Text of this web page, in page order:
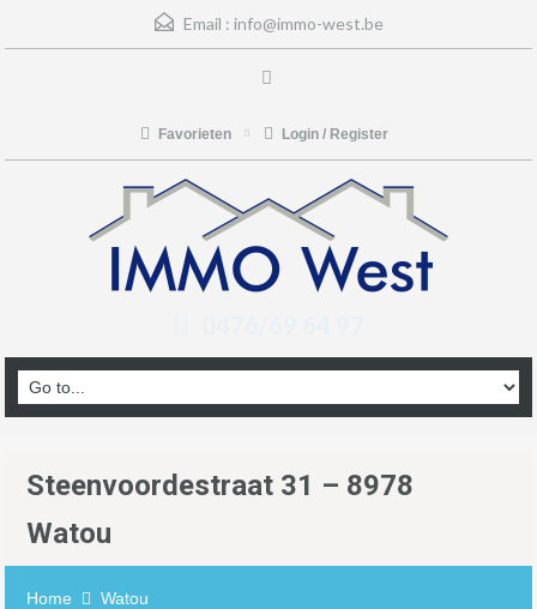
Email : info@immo-west.be
Favorieten Login / Register
Steenvoordestraat 31 – 8978
Watou
Home Watou